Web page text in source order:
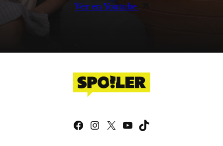
Ver en Youtube
Facebook
Instagram
X YouTube